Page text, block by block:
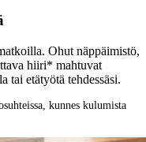
Ohut näppäimistö,
hiiri* mahtuvat
tai etätyötä tehdessäsi.
kunnes kulumista